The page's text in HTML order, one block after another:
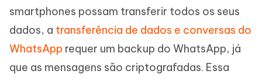
smartphones possam transferir todos os seus
dados, a transferência de dados e conversas do
WhatsApp requer um backup do WhatsApp, já
que as mensagens são criptografadas. Essa